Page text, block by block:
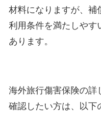
材料になりますが、補
利用条件を満たしやす
あります。
海外旅行傷害保険の詳
確認したい方は、以下